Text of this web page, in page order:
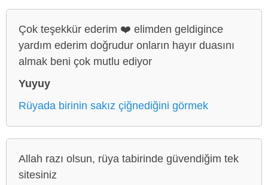
Çok teşekkür ederim ❤️ elimden geldigince
yardım ederim doğrudur onların hayır duasını
almak beni çok mutlu ediyor
Yuyuy
Rüyada birinin sakız çiğnediğini görmek
Allah razı olsun, rüya tabirinde güvendiğim tek
sitesiniz